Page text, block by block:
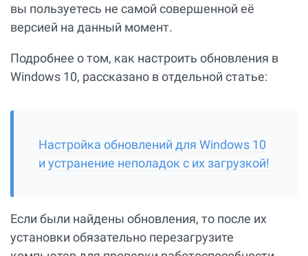
вы пользуетесь не самой совершенной её
версией на данный момент.
Подробнее о том, как настроить обновления в
Windows 10, рассказано в отдельной статье:
Настройка обновлений для Windows 10
и устранение неполадок с их загрузкой!
Если были найдены обновления, то после их
установки обязательно перезагрузите